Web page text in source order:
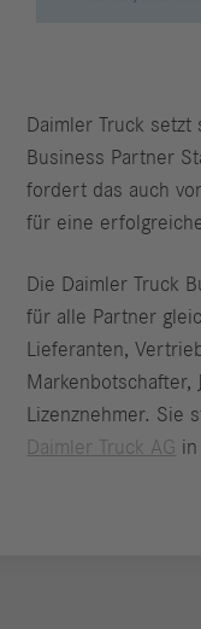
Daimler Truck
Business Partner
fordert das auch
für eine
Die Daimler Truck
für alle Partner
Lieferanten,
Markenbotschafter,
Lizenznehmer. Sie
Daimler Truck AG